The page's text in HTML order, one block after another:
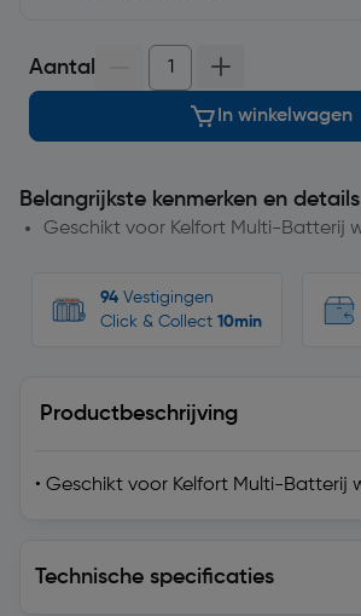
Aantal
In winkelwagen
Belangrijkste kenmerken en details
Geschikt voor Kelfort Multi-Batterij
94 Vestigingen
Click & Collect 10min
Productbeschrijving
• Geschikt voor Kelfort Multi-Batterij
Technische specificaties